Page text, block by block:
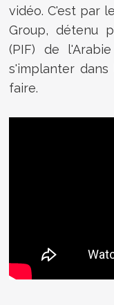
vidéo. C'est par
Group, détenu
(PIF) de
s'implanter
faire.